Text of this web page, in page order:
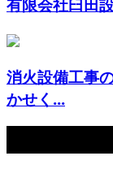
有限会社臼田
消火設備工事
かせく...